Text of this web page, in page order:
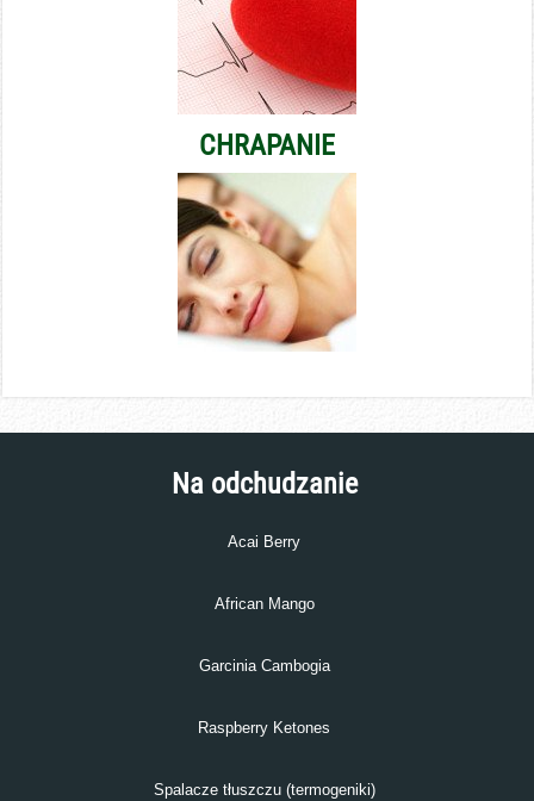
CHRAPANIE
Na odchudzanie
Acai Berry
African Mango
Garcinia Cambogia
Raspberry Ketones
Spalacze tłuszczu (termogeniki)